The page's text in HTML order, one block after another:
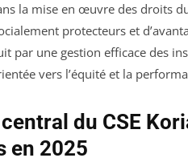
la mise en œuvre des droits
protecteurs et
par une gestion efficace des
vers l’équité et la
du CSE
en 2025